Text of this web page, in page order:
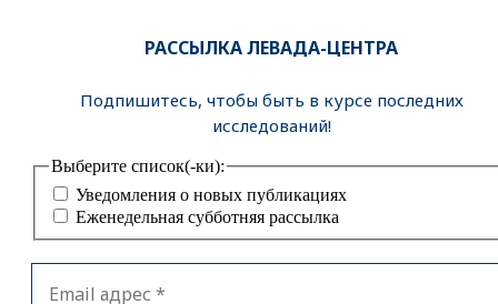
РАССЫЛКА ЛЕВАДА-ЦЕНТРА
Подпишитесь, чтобы быть в курсе последних
исследований!
Выберите список(-ки):
Уведомления о новых публикациях
Еженедельная субботняя рассылка